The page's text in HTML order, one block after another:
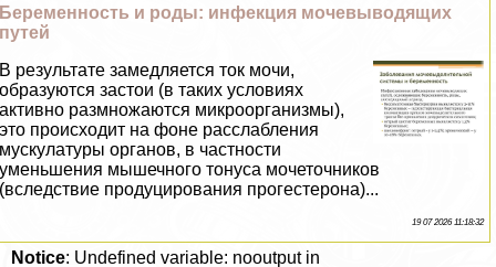
Беременность и роды: инфекция мочевыводящих
путей
В результате замедляется ток мочи,
образуются застои (в таких условиях
активно размножаются микроорганизмы),
это происходит на фоне расслабления
мускулатуры органов, в частности
уменьшения мышечного тонуса мочеточников
(вследствие продуцирования прогестерона)...
19 07 2026 11:18:32
Notice: Undefined variable: nooutput in